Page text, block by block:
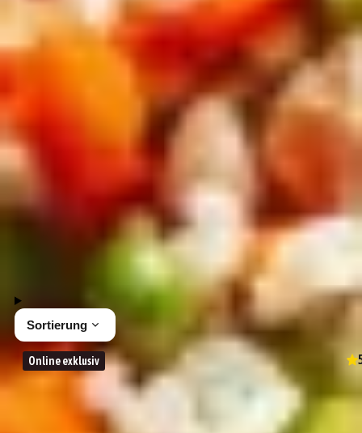
anderen überflüssigen Zusatzstoffen.
Präsentkörbe
Geschenke bis 10 Euro
Geschenke bis 20 Euro
30 Produkte
Sortierung
Online exklusiv